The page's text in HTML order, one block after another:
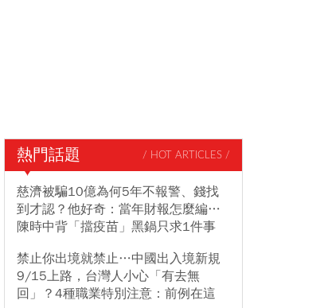
熱門話題 / HOT ARTICLES /
慈濟被騙10億為何5年不報警、錢找
到才認？他好奇：當年財報怎麼編…
陳時中背「擋疫苗」黑鍋只求1件事
禁止你出境就禁止…中國出入境新規
9/15上路，台灣人小心「有去無
回」？4種職業特別注意：前例在這